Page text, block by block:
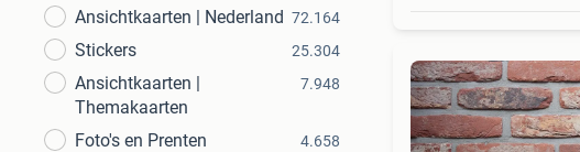
Ansichtkaarten | Nederland 72.164
Stickers 25.304
Ansichtkaarten |
Themakaarten
7.948
Foto's en Prenten 4.658